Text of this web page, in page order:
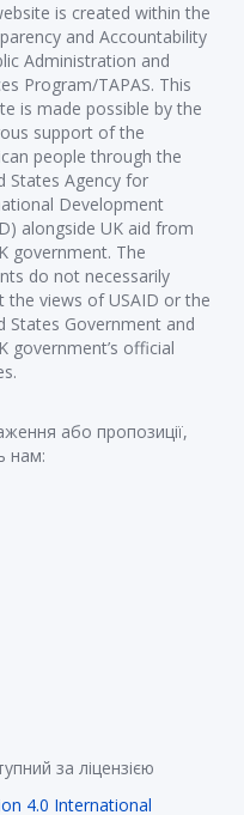
is created within the
and Accountability
Administration and
Program/TAPAS. This
is made possible by the
support of the
people through the
States Agency for
Development
alongside UK aid from
government. The
do not necessarily
the views of USAID or the
States Government and
government’s official
або пропозиції,
нам:
за ліцензією
4.0 International